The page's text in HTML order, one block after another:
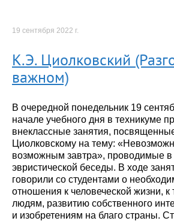
19 сентября 2022 г.
К.Э. Циолковский
важном)
В очередной понедельник 19
начале учебного дня в техникуме
внеклассные занятия,
Циолковскому на тему:
возможным завтра», проводимые
эвристической беседы. В ходе
говорили со студентами о
отношения к человеческой жизни, к
людям, развитию собственного
и изобретениям на благо страны.